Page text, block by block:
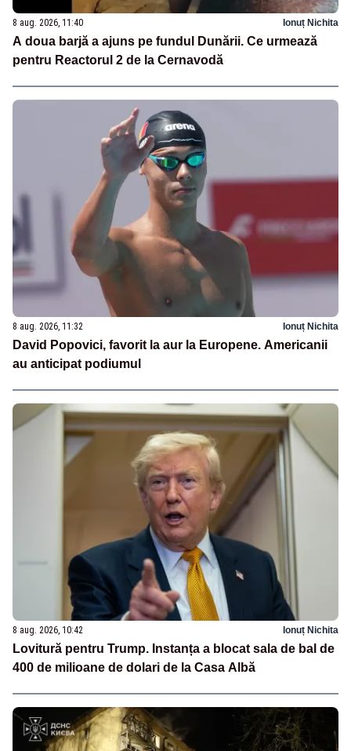
8 aug. 2026, 11:40 Ionuț Nichita
A doua barjă a ajuns pe fundul Dunării. Ce urmează
pentru Reactorul 2 de la Cernavodă
8 aug. 2026, 11:32 Ionuț Nichita
David Popovici, favorit la aur la Europene. Americanii
au anticipat podiumul
8 aug. 2026, 10:42 Ionuț Nichita
Lovitură pentru Trump. Instanța a blocat sala de bal de
400 de milioane de dolari de la Casa Albă